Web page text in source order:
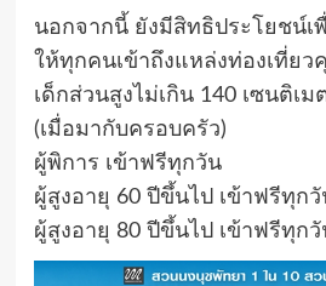
นอกจากนี้ ยังมีสิทธิประโยชน์เ
ให้ทุกคนเข้าถึงแหล่งท่องเที่ย
เด็กส่วนสูงไม่เกิน 140 เซนติเ
(เมื่อมากับครอบครัว)
ผู้พิการ เข้าฟรีทุกวัน
ผู้สูงอายุ 60 ปีขึ้นไป เข้าฟรีทุก
ผู้สูงอายุ 80 ปีขึ้นไป เข้าฟรีทุก